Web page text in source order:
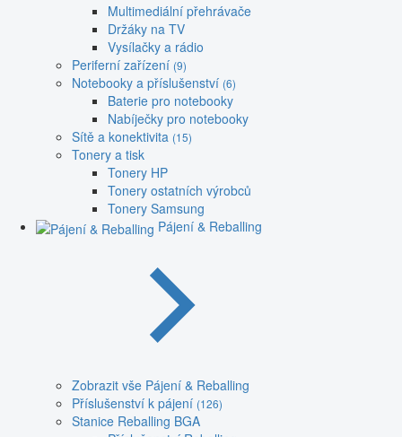
Multimediální přehrávače
Držáky na TV
Vysílačky a rádio
Periferní zařízení (9)
Notebooky a příslušenství (6)
Baterie pro notebooky
Nabíječky pro notebooky
Sítě a konektivita (15)
Tonery a tisk
Tonery HP
Tonery ostatních výrobců
Tonery Samsung
Pájení & Reballing
Zobrazit vše Pájení & Reballing
Příslušenství k pájení (126)
Stanice Reballing BGA